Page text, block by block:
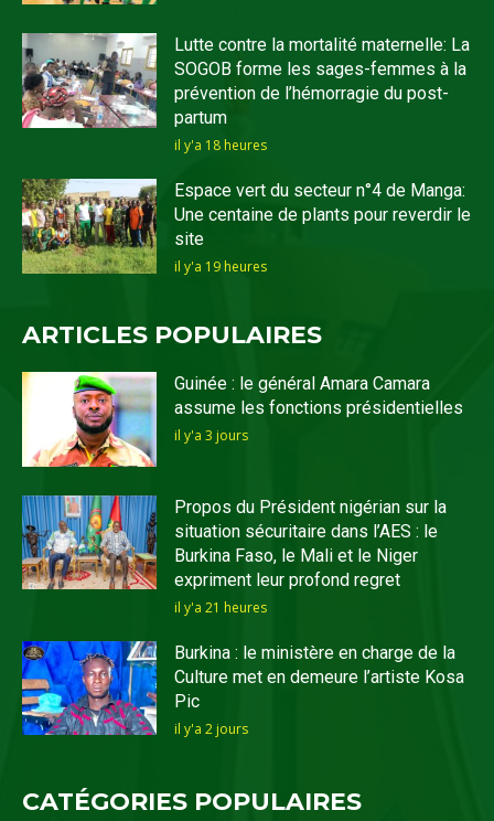
Lutte contre la mortalité maternelle: La
SOGOB forme les sages-femmes à la
prévention de l’hémorragie du post-
partum
il y'a 18 heures
Espace vert du secteur n°4 de Manga:
Une centaine de plants pour reverdir le
site
il y'a 19 heures
ARTICLES POPULAIRES
Guinée : le général Amara Camara
assume les fonctions présidentielles
il y'a 3 jours
Propos du Président nigérian sur la
situation sécuritaire dans l’AES : le
Burkina Faso, le Mali et le Niger
expriment leur profond regret
il y'a 21 heures
Burkina : le ministère en charge de la
Culture met en demeure l’artiste Kosa
Pic
il y'a 2 jours
CATÉGORIES POPULAIRES